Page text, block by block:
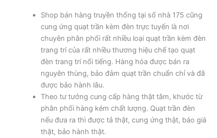
Shop bán hàng truyền thống tại số nhà 175 cũng
cung ứng quạt trần kèm đèn trực tuyến là nơi
chuyên phân phối rất nhiều loại quạt trần kèm đèn
trang trí của rất nhiều thương hiệu chế tạo quạt
đèn trang trí nổi tiếng. Hàng hóa được bán ra
nguyên thùng, bảo đảm quạt trần chuẩn chỉ và đã
được bảo hành lâu.
Theo tư tưởng cung cấp hàng thật tâm, khước từ
phân phối hàng kém chất lượng. Quạt trần đèn
nếu đưa ra thì được tả thật, cung ứng thật, báo giá
thật, bảo hành thật.